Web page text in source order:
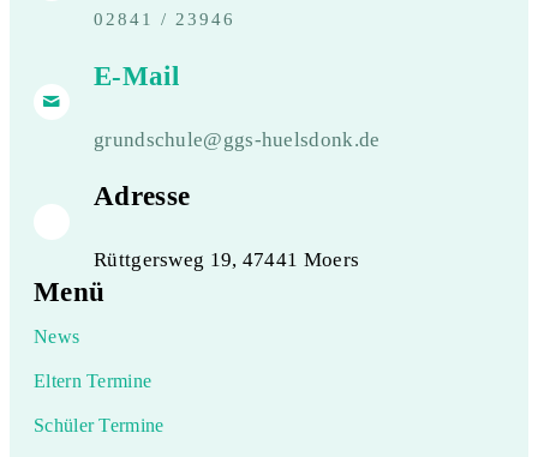
02841 / 23946
E-Mail
grundschule@ggs-huelsdonk.de
Adresse
Rüttgersweg 19, 47441 Moers
Menü
News
Eltern Termine
Schüler Termine